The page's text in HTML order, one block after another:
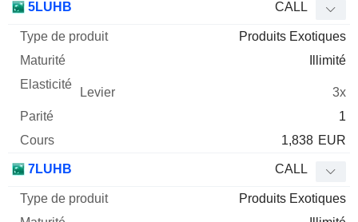
5LUHB CALL
Produits Exotiques
Illimité
3x
1
1,838 EUR
7LUHB CALL
Produits Exotiques